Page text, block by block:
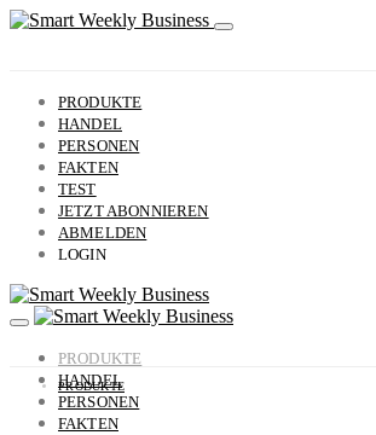
PRODUKTE
HANDEL
PERSONEN
FAKTEN
TEST
JETZT ABONNIEREN
ABMELDEN
LOGIN
PRODUKTE
HANDEL
PERSONEN
FAKTEN
PRODUKTE